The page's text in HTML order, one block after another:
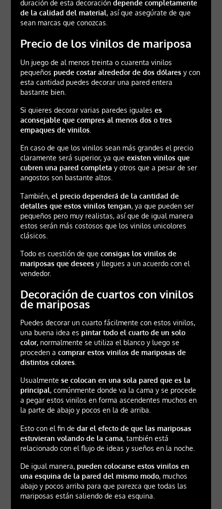
duración de esta decoración depende completamente
de la calidad del material, así que asegúrate de que
sean marcas que conozcas.
Precio de los vinilos de mariposa
Un juego de al menos treinta o cuarenta vinilos
pequeños puede costar alrededor de dos dólaresy con
esta cantidad puedes decorar una pared entera
bastante bien.
Si quieres decorar varias paredes iguales es
aconsejable que compres al menos dos o tres
empaques de vinilos.
En caso de que los vinilos sean más grandes el precio
claramente será superior, ya que existen vinilos que
cubren una pared completa y otros que a pesar de ser
angostos son bastante altos.
También, el precio dependerá de la cantidad de
detalles que estos vinilos tengan, ya que pueden ser
pequeños pero muy realistas, así que de igual manera
estos serán más costosos que los vinilos unicolores
clásicos.
Todo es cuestión de que consigas los vinilos de
mariposas que deseesy llegues a un acuerdo con el
vendedor.
Decoración de cuartos con vinilos
de mariposas
Puedes decorar un cuarto fácilmente con estos vinilos,
una buena idea es pintar todo el cuarto de un solo
color,normalmente se utiliza el blanco y luego se
proceden a comprar estos vinilos de mariposas de
distintos colores.
Usualmente se colocan en una sola pared que es la
principal, comúnmente donde va la cama y se procede
a pegar estos vinilos en forma ascendentes muchos en
la parte de abajo y pocos en la de arriba.
Esto con el fin de dar el efecto de que las mariposas
estuvieran volando de la cama, también está
relacionado con el flujo de ideas y sueños en la noche.
De igual manera, pueden colocarse estos vinilos en
una esquina de la pared del mismo modo, muchos
abajo y pocos arriba para que parezca que todas las
mariposas están saliendo de esa esquina.